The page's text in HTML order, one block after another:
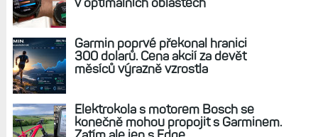
sporty. Mobil už umí zrcadlit data
cyklistiky, běhu i chůze
jedním slovem parádní, těžko něco
vytknout. Ale ta nositelnost